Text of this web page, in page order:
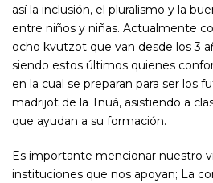
así la inclusión, el pluralismo y la
entre niños y niñas. Actualmente
ocho kvutzot que van desde los 3
siendo estos últimos quienes
en la cual se preparan para ser los
madrijot de la Tnuá, asistiendo a
que ayudan a su formación.
Es importante mencionar nuestro
instituciones que nos apoyan; La